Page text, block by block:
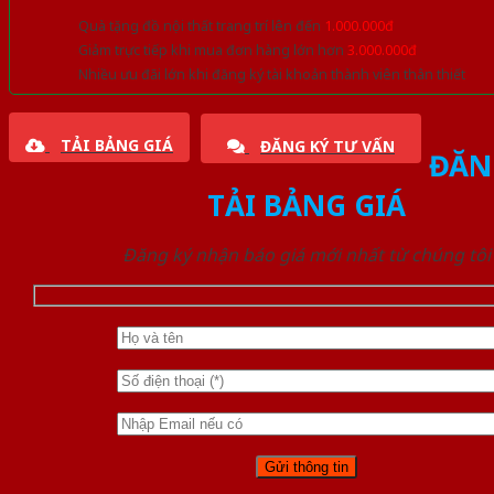
Quà tặng đồ nội thất trang trí lên đến 1.000.000đ
Giảm trực tiếp khi mua đơn hàng lớn hơn 3.000.000đ
Nhiều ưu đãi lớn khi đăng ký tài khoản thành viên thân thiết
TẢI BẢNG GIÁ ĐĂNG KÝ TƯ VẤN
TẢI BẢNG GIÁ
Đăng ký nhận báo giá mới nhất từ chúng tôi